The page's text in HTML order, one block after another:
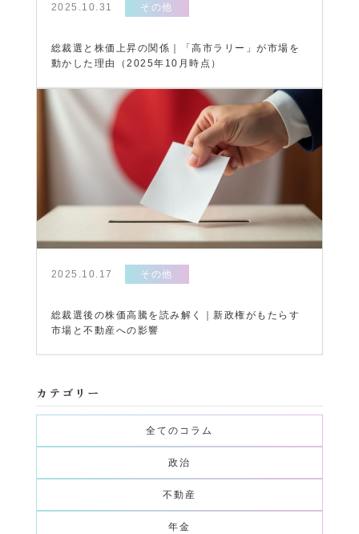
2025.10.31 その他
総裁選と株価上昇の関係｜「高市ラリー」が市場を
動かした理由（2025年10月時点）
2025.10.17 その他
総裁選後の株価高騰を読み解く｜新政権がもたらす
市場と不動産への影響
カテゴリー
全てのコラム
政治
不動産
年金